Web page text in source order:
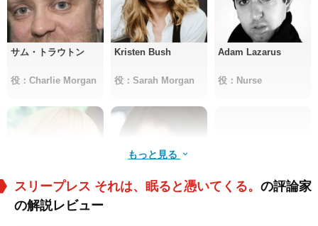
サム・トラウトン
役：Charlie Morgan
Kristen Bush
役：Sarah Morgan
Adam Lazarus
役：Nurse
Susan Fordham
もっと見る
スリープレス それは、眠ると憑いてくる。 の評論家
の解説レビュー